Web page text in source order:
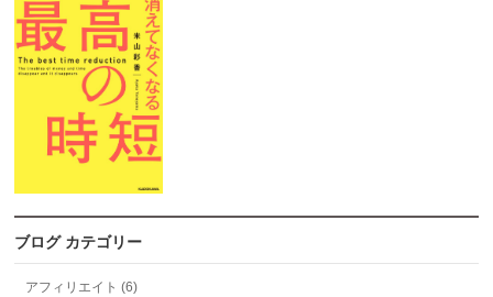
ブログ カテゴリー
アフィリエイト (6)